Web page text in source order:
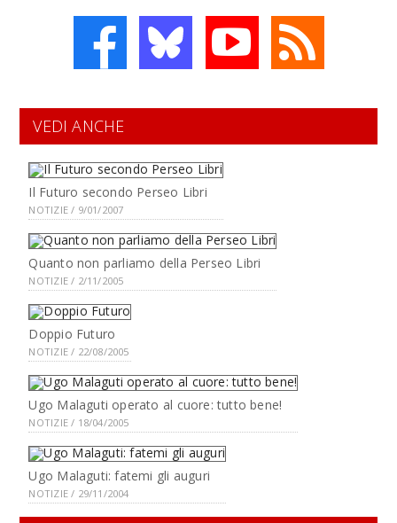
VEDI ANCHE
Il Futuro secondo Perseo Libri
NOTIZIE / 9/01/2007
Quanto non parliamo della Perseo Libri
NOTIZIE / 2/11/2005
Doppio Futuro
NOTIZIE / 22/08/2005
Ugo Malaguti operato al cuore: tutto bene!
NOTIZIE / 18/04/2005
Ugo Malaguti: fatemi gli auguri
NOTIZIE / 29/11/2004